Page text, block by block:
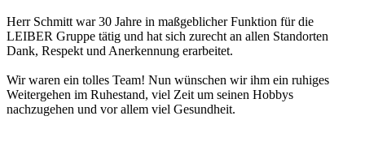
Herr Schmitt war 30 Jahre in maßgeblicher Funktion für die
LEIBER Gruppe tätig und hat sich zurecht an allen Standorten
Dank, Respekt und Anerkennung erarbeitet.
Wir waren ein tolles Team! Nun wünschen wir ihm ein ruhiges
Weitergehen im Ruhestand, viel Zeit um seinen Hobbys
nachzugehen und vor allem viel Gesundheit.